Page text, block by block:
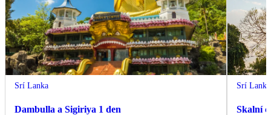
Srí Lanka
Dambulla a Sigiriya 1 den
Srí Lanka
Skalní